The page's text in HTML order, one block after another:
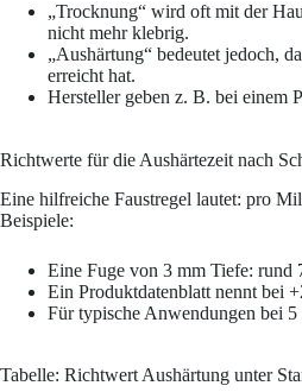
„Trocknung“ wird oft mit der
nicht mehr klebrig.
„Aushärtung“ bedeutet jedoch,
erreicht hat.
Hersteller geben z. B. bei einem
Richtwerte für die Aushärtezeit nach
Eine hilfreiche Faustregel lautet: pro
Beispiele:
Eine Fuge von 3 mm Tiefe: rund
Ein Produktdatenblatt nennt bei
Für typische Anwendungen bei 5
Tabelle: Richtwert Aushärtung unter